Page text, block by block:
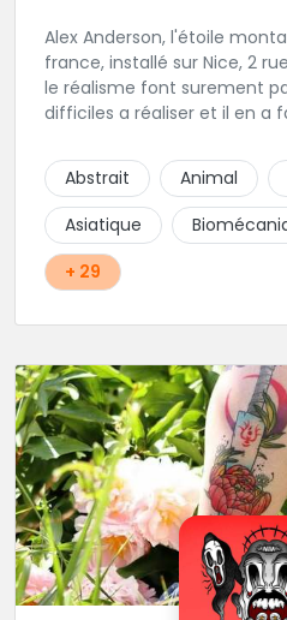
Alex Anderson, l'étoile
france, installé sur Nice, 2 rue pertinax. Le portrait et
le réalisme font surement
difficiles a réaliser et il en a
religieux ou du chicanos.
combler par sa finesse pour
mandala, l'ornemental ou la
bonheur des futurs tatoués.
Fat, Tom, Sento, Lily, des
qu'à regarder les pièces
Abstrait Animal
Asiatique
+ 29